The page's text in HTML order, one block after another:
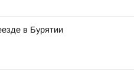
в Бурятии